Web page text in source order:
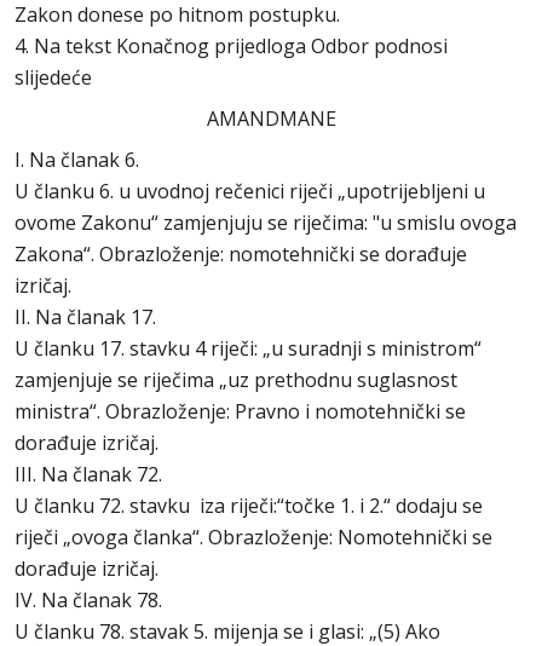
Zakon donese po hitnom postupku.
4. Na tekst Konačnog prijedloga Odbor podnosi
slijedeće
AMANDMANE
I. Na članak 6.
U članku 6. u uvodnoj rečenici riječi „upotrijebljeni u
ovome Zakonu“ zamjenjuju se riječima: "u smislu ovoga
Zakona“. Obrazloženje: nomotehnički se dorađuje
izričaj.
II. Na članak 17.
U članku 17. stavku 4 riječi: „u suradnji s ministrom“
zamjenjuje se riječima „uz prethodnu suglasnost
ministra“. Obrazloženje: Pravno i nomotehnički se
dorađuje izričaj.
III. Na članak 72.
U članku 72. stavku iza riječi:“točke 1. i 2.“ dodaju se
riječi „ovoga članka“. Obrazloženje: Nomotehnički se
dorađuje izričaj.
IV. Na članak 78.
U članku 78. stavak 5. mijenja se i glasi: „(5) Ako